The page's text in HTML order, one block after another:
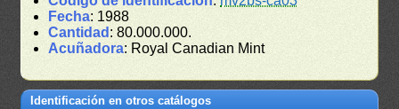
Fecha: 1988
Cantidad : 80.000.000.
Acuñadora: Royal Canadian Mint
Identificación en otros catálogos